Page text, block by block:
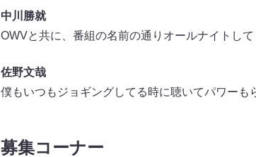
中川勝就
OWVと共に、番組の名前の通りオールナイトし
佐野文哉
僕もいつもジョギングしてる時に聴いてパワーも
募集コーナー